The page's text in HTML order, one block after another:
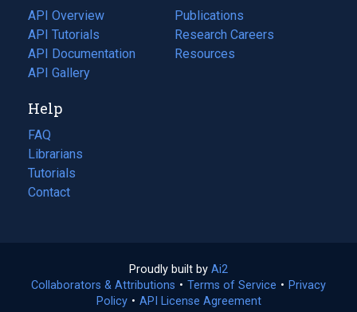
tab)
API Overview
API Tutorials
API Documentation
(opens
in
new
tab)
API Gallery
Publications
(opens
in
a
Research Careers
(opens
in
Resources
(opens
Help
FAQ
Librarians
Tutorials
Contact
Proudly built by Ai2
in
a
Collaborators & Attributions • Terms of Service (opens
• Privacy
Policy(opens
• API License Agreement